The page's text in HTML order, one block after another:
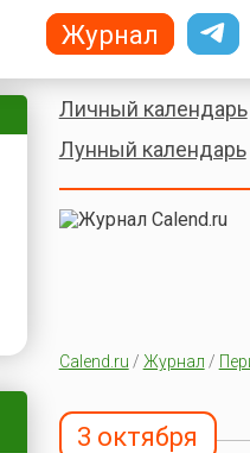
Личный календарь
Лунный календарь
Calend.ru / Журнал /
3 октября
Журнал